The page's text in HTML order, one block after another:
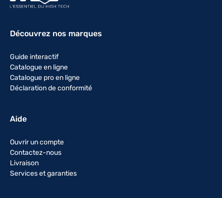
Découvrez nos marques
Guide interactif
Catalogue en ligne
Catalogue pro en ligne
Déclaration de conformité
Aide
Ouvrir un compte
Contactez-nous
Livraison
Services et garanties